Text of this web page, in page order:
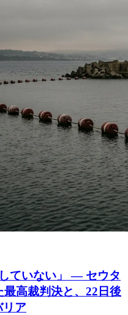
ていない」 ― セウタ
高裁判決と、22日後
リア